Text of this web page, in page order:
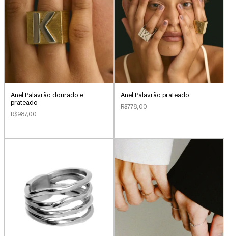
Anel Palavrão dourado e
prateado
R$987,00
Anel Palavrão prateado
R$778,00